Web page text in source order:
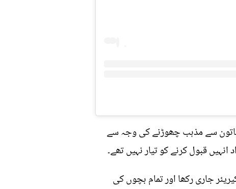
سے مذہب چھوڑنے کی وجہ سے
قبول کرنے کو تیار نہیں تھے۔
جاری رکھا اور تمام بچوں کی